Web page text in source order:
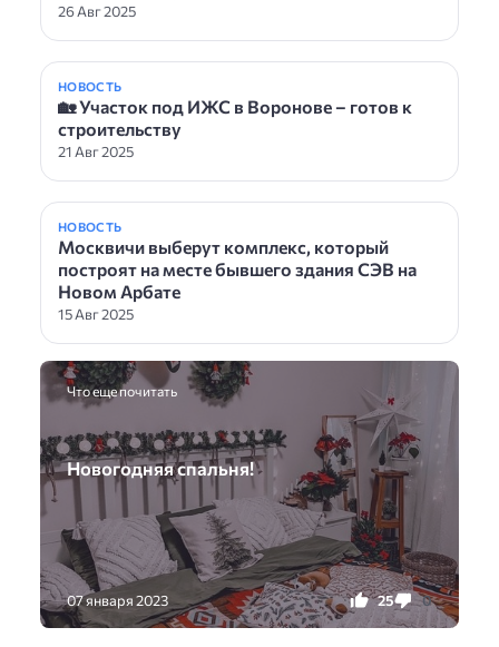
26 Авг 2025
НОВОСТЬ
🏡 Участок под ИЖС в Воронове – готов к
строительству
21 Авг 2025
НОВОСТЬ
Москвичи выберут комплекс, который
построят на месте бывшего здания СЭВ на
Новом Арбате
15 Авг 2025
Что еще почитать
Новогодняя спальня!
07 января 2023 25 0